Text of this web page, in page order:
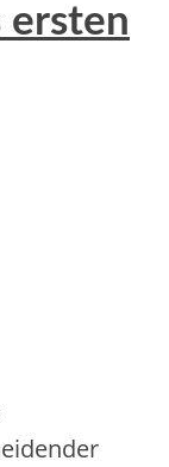
ersten